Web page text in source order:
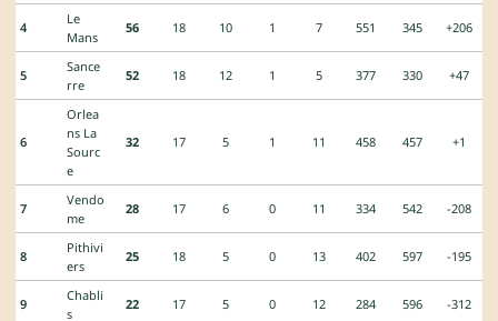
4
Le
Mans
56 18 10 1 7 551 345 +206
5
Sance
rre
52 18 12 1 5 377 330 +47
6
Orlea
ns La
Sourc
e
32 17 5 1 11 458 457 +1
7
Vendo
me
28 17 6 0 11 334 542 -208
8
Pithivi
ers
25 18 5 0 13 402 597 -195
9
Chabli
s
22 17 5 0 12 284 596 -312